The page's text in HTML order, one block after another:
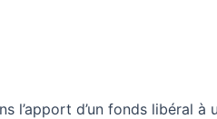
l’apport d’un fonds libéral à